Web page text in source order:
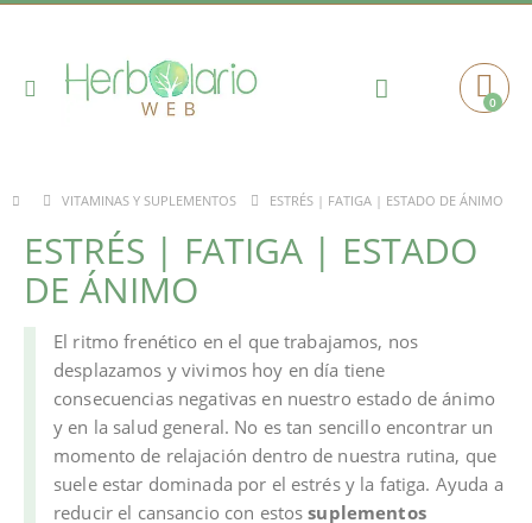
Toggle
Cart0
VITAMINAS Y SUPLEMENTOS ESTRÉS | FATIGA | ESTADO DE ÁNIMO
ESTRÉS | FATIGA | ESTADO
DE ÁNIMO
El ritmo frenético en el que trabajamos, nos
desplazamos y vivimos hoy en día tiene
consecuencias negativas en nuestro estado de ánimo
y en la salud general. No es tan sencillo encontrar un
momento de relajación dentro de nuestra rutina, que
suele estar dominada por el estrés y la fatiga. Ayuda a
reducir el cansancio con estossuplementos